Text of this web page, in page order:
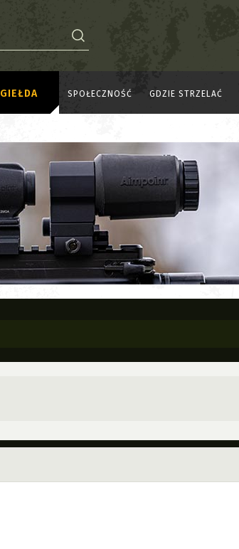
GIEŁDA SPOŁECZNOŚĆ GDZIE STRZELAĆ